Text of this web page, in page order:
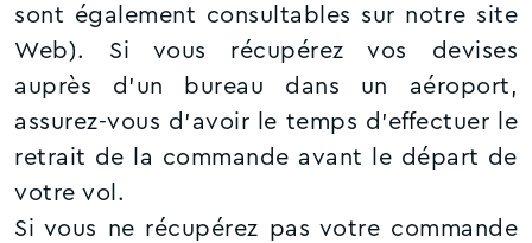
sont également consultables sur notre site
Web). Si vous récupérez vos devises
auprès d'un bureau dans un aéroport,
assurez-vous d’avoir le temps d’effectuer le
retrait de la commande avant le départ de
votre vol.
Si vous ne récupérez pas votre commande